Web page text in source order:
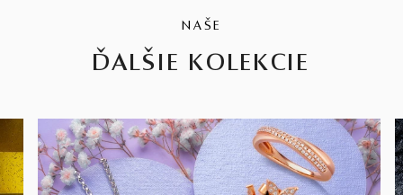
NAŠE
ĎALŠIE KOLEKCIE